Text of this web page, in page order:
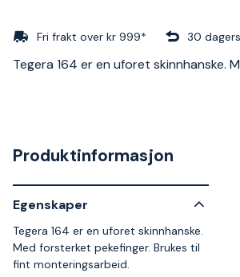
Fri frakt over kr 999* 30
Tegera 164 er en uforet skinnhanske.
Produktinformasjon
Egenskaper
Tegera 164 er en uforet skinnhanske.
Med forsterket pekefinger. Brukes til
fint monteringsarbeid.